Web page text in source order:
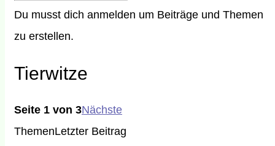
Du musst dich anmelden um Beiträge und Themen
zu erstellen.
Tierwitze
Seite 1 von 3Nächste
ThemenLetzter Beitrag